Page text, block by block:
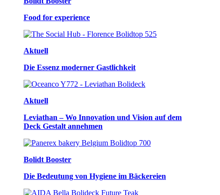
Food for experience
Aktuell
Die Essenz moderner Gastlichkeit
Aktuell
Leviathan – Wo Innovation und Vision auf dem
Deck Gestalt annehmen
Bolidt Booster
Die Bedeutung von Hygiene im Bäckereien